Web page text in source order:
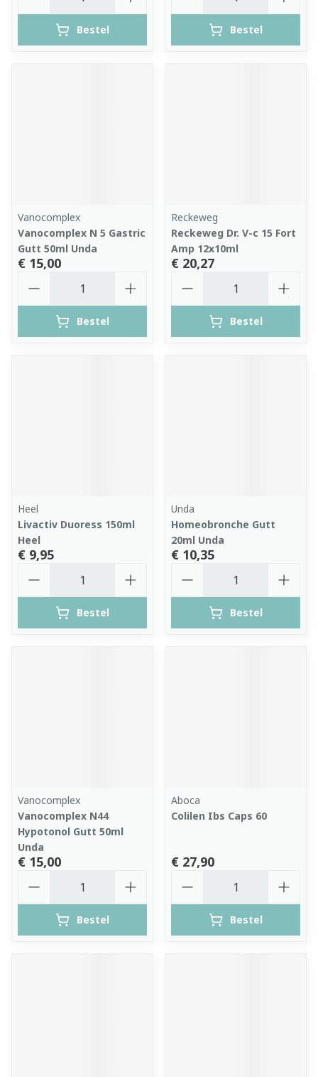
Bestel Bestel
Vanocomplex
Vanocomplex N 5 Gastric
Gutt 50ml Unda
€ 15,00
Bestel
Reckeweg
Reckeweg Dr. V-c 15 Fort
Amp 12x10ml
€ 20,27
Bestel
Heel
Livactiv Duoress 150ml
Heel
€ 9,95
Bestel
Unda
Homeobronche Gutt
20ml Unda
€ 10,35
Bestel
Vanocomplex
Vanocomplex N44
Hypotonol Gutt 50ml
Unda
€ 15,00
Bestel
Aboca
Colilen Ibs Caps 60
€ 27,90
Bestel